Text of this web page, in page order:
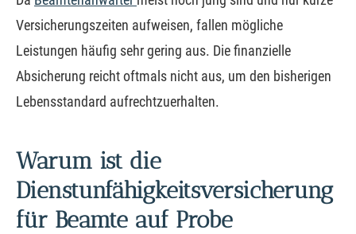
Versicherungszeiten aufweisen, fallen mögliche
Leistungen häufig sehr gering aus. Die finanzielle
Absicherung reicht oftmals nicht aus, um den bisherigen
Lebensstandard aufrechtzuerhalten.
Warum ist die
Dienstunfähigkeitsversicherung
für Beamte auf Probe